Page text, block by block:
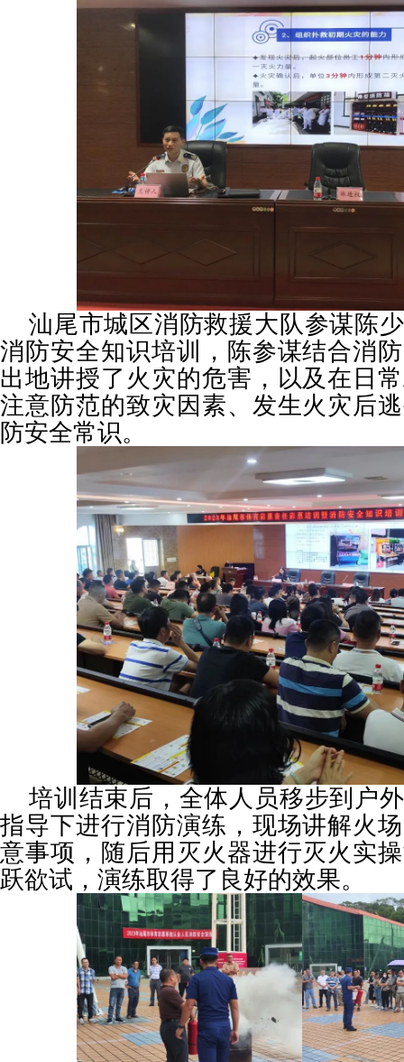
汕尾市城区消防救援大队参谋陈
消防安全知识培训，陈参谋结合消
出地讲授了火灾的危害，以及在日
注意防范的致灾因素、发生火灾后
防安全常识。
培训结束后，全体人员移步到户
指导下进行消防演练，现场讲解火
意事项，随后用灭火器进行灭火实
跃欲试，演练取得了良好的效果。